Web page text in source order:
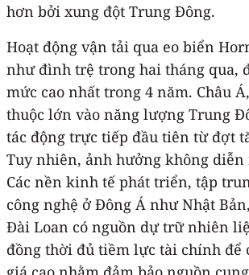
hơn bởi xung đột Trung Đông.
Hoạt động vận tải qua eo biển
như đình trệ trong hai tháng qua,
mức cao nhất trong 4 năm. Châu
thuộc lớn vào năng lượng Trung
tác động trực tiếp đầu tiên từ đợt
Tuy nhiên, ảnh hưởng không diễn
Các nền kinh tế phát triển, tập
công nghệ ở Đông Á như Nhật
Đài Loan có nguồn dự trữ nhiên
đồng thời đủ tiềm lực tài chính để